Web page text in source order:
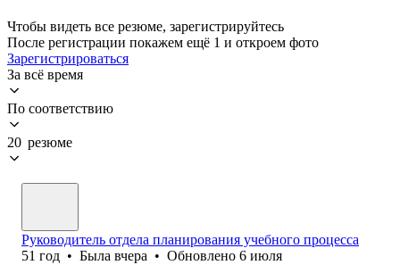
Чтобы видеть все резюме, зарегистрируйтесь
После регистрации покажем ещё 1 и откроем фото
Зарегистрироваться
За всё время
По соответствию
20 резюме
Руководитель отдела планирования учебного процесса
51 год • Была вчера • Обновлено 6 июля